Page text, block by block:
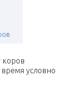
коров
время условно